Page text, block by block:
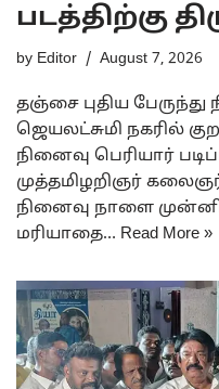
படத்திற்கு
by Editor August 7, 2026
தஞ்சை புதிய
ஜெயலட்சுமி நகரில்
நினைவு பெரியார்
முத்தமிழறிஞர்
நினைவு நாளை
மரியாதை… Read More »